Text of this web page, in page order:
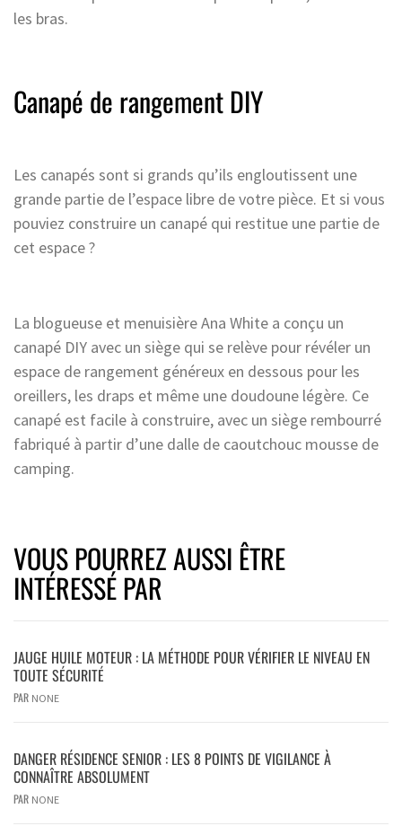
les bras.
Canapé de rangement DIY
Les canapés sont si grands qu’ils engloutissent une
grande partie de l’espace libre de votre pièce. Et si vous
pouviez construire un canapé qui restitue une partie de
cet espace ?
La blogueuse et menuisière Ana White a conçu un
canapé DIY avec un siège qui se relève pour révéler un
espace de rangement généreux en dessous pour les
oreillers, les draps et même une doudoune légère. Ce
canapé est facile à construire, avec un siège rembourré
fabriqué à partir d’une dalle de caoutchouc mousse de
camping.
VOUS POURREZ AUSSI ÊTRE
INTÉRESSÉ PAR
JAUGE HUILE MOTEUR : LA MÉTHODE POUR VÉRIFIER LE NIVEAU EN
TOUTE SÉCURITÉ
PAR NONE
DANGER RÉSIDENCE SENIOR : LES 8 POINTS DE VIGILANCE À
CONNAÎTRE ABSOLUMENT
PAR NONE